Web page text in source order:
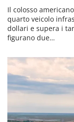
Il colosso
quarto veicolo
dollari e supera i
figurano due…